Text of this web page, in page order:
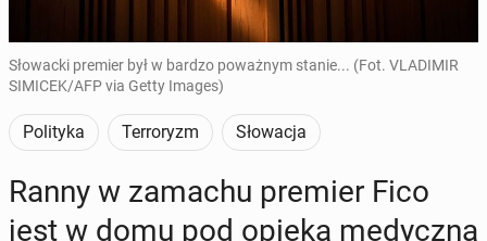
Słowacki premier był w bardzo poważnym stanie... (Fot. VLADIMIR
SIMICEK/AFP via Getty Images)
Polityka Terroryzm Słowacja
Ranny w zamachu premier Fico
jest w domu pod opieką me­dycz­ną